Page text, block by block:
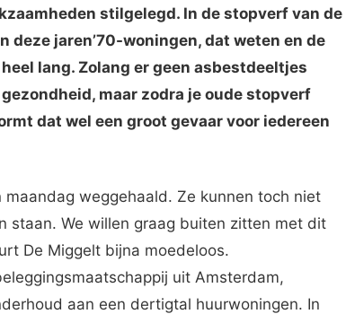
stilgelegd. In de stopverf van de
jaren’70-woningen, dat weten en de
lang. Zolang er geen asbestdeeltjes
maar zodra je oude stopverf
dat wel een groot gevaar voor iedereen
weggehaald. Ze kunnen toch niet
staan. We willen graag buiten zitten met dit
De Miggelt bijna moedeloos.
uit Amsterdam,
aan een dertigtal huurwoningen. In